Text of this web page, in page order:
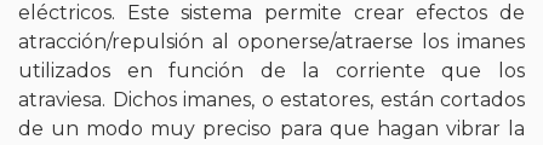
eléctricos. Este sistema permite crear efectos de
atracción/repulsión al oponerse/atraerse los imanes
utilizados en función de la corriente que los
atraviesa. Dichos imanes, o estatores, están cortados
de un modo muy preciso para que hagan vibrar la